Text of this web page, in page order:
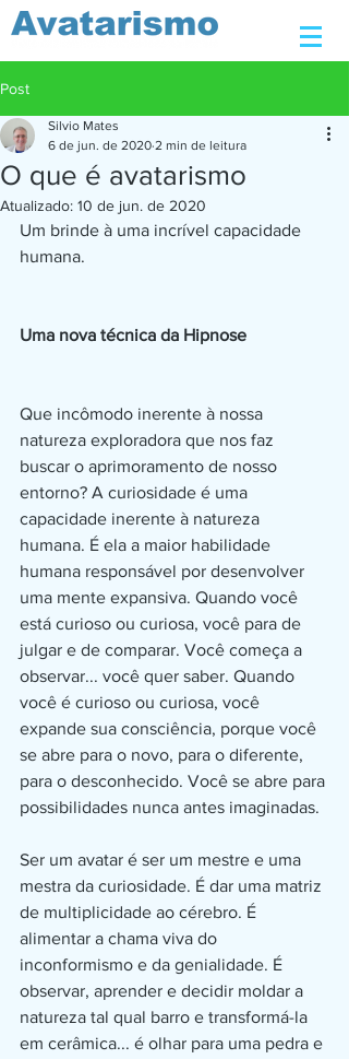
Post
O que é avatarismo
Silvio Mates
6 de jun. de 2020 2 min de leitura
Atualizado: 10 de jun. de 2020
Um brinde à uma incrível capacidade
humana.
Uma nova técnica da Hipnose
Que incômodo inerente à nossa
natureza exploradora que nos faz
buscar o aprimoramento de nosso
entorno? A curiosidade é uma
capacidade inerente à natureza
humana. É ela a maior habilidade
humana responsável por desenvolver
uma mente expansiva. Quando você
está curioso ou curiosa, você para de
julgar e de comparar. Você começa a
observar... você quer saber. Quando
você é curioso ou curiosa, você
expande sua consciência, porque você
se abre para o novo, para o diferente,
para o desconhecido. Você se abre para
possibilidades nunca antes imaginadas.
Ser um avatar é ser um mestre e uma
mestra da curiosidade. É dar uma matriz
de multiplicidade ao cérebro. É
alimentar a chama viva do
inconformismo e da genialidade. É
observar, aprender e decidir moldar a
natureza tal qual barro e transformá-la
em cerâmica... é olhar para uma pedra e